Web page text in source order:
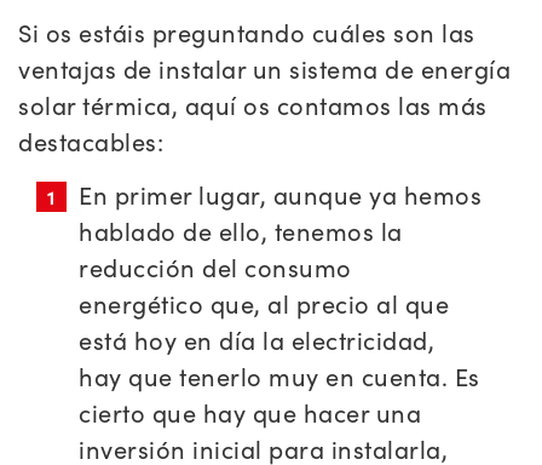
Si os estáis preguntando cuáles son las
ventajas de instalar un sistema de energía
solar térmica, aquí os contamos las más
destacables:
En primer lugar, aunque ya hemos
hablado de ello, tenemos la
reducción del consumo
energético que, al precio al que
está hoy en día la electricidad,
hay que tenerlo muy en cuenta. Es
cierto que hay que hacer una
inversión inicial para instalarla,